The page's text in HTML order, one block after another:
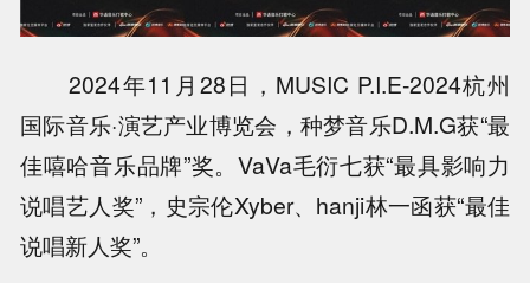
2024年11月28日，MUSIC P.I.E-2024杭州
国际音乐·演艺产业博览会，种梦音乐D.M.G获“最
佳嘻哈音乐品牌”奖。VaVa毛衍七获“最具影响力
说唱艺人奖”，史宗伦Xyber、hanji林一函获“最佳
说唱新人奖”。